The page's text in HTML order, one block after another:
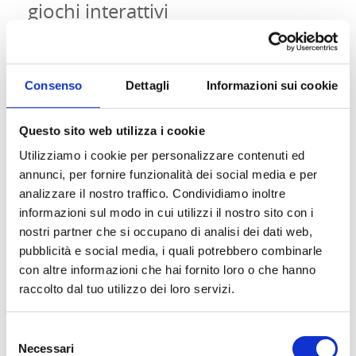
Consenso Dettagli Informazioni sui cookie
Questo sito web utilizza i cookie
Utilizziamo i cookie per personalizzare contenuti ed
annunci, per fornire funzionalità dei social media e per
analizzare il nostro traffico. Condividiamo inoltre
informazioni sul modo in cui utilizzi il nostro sito con i
nostri partner che si occupano di analisi dei dati web,
pubblicità e social media, i quali potrebbero combinarle
con altre informazioni che hai fornito loro o che hanno
raccolto dal tuo utilizzo dei loro servizi.
delNecessari
giochi interattivi
Se non hai un giardino o preferisci che il tuo
gatto resti principalmente in casa,
l’arricchimento ambientale è un ottimo modo
la tua casa in un vero e proprio
per il tuo gatto.
Giochi interattivi
I giochi sono essenziali per stimolare la mente
del gatto e soddisfare il suo istinto predatorio.
Ipuzzle alimentarisono un ottimo
strumento per far lavorare il gatto per il suo
cibo, stimolando la sua mente. Puoi anche
utilizzare giochi con piume, palline da caccia
impegnato. Questi giochi non solo stimolano